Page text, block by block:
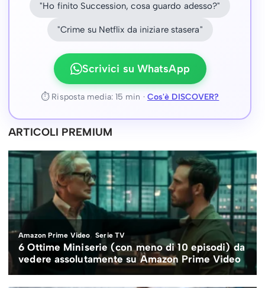
"Ho finito Succession, cosa guardo adesso?"
"Crime su Netflix da iniziare stasera"
Scrivici su WhatsApp
⏱ Risposta media: 15 min · Cos'è DISCOVER?
ARTICOLI PREMIUM